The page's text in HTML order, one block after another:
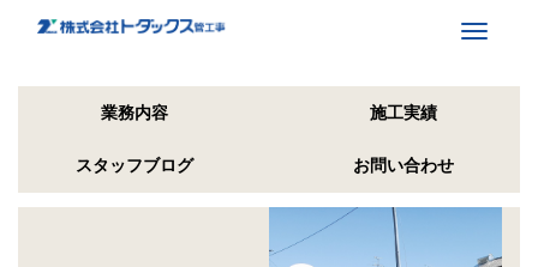
Toggle
業務内容 施工実績
スタッフブログ お問い合わせ